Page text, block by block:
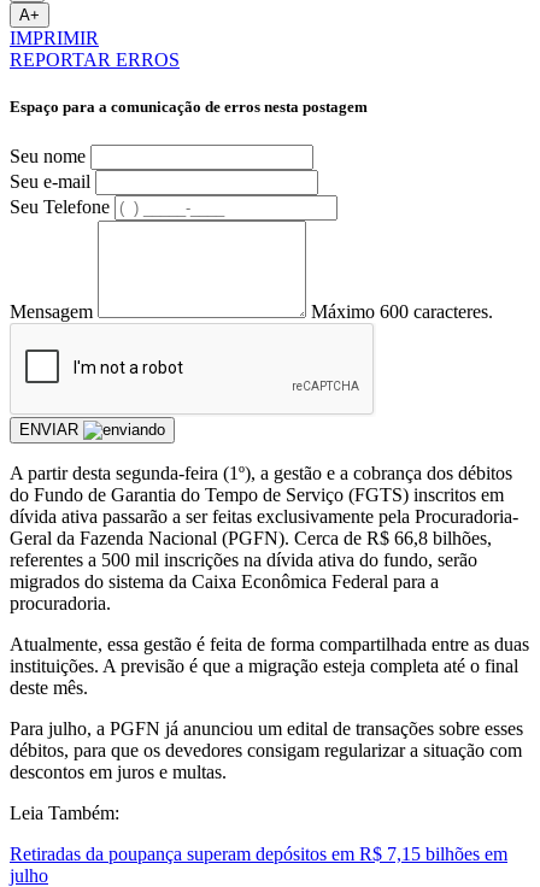
A+
IMPRIMIR
REPORTAR ERROS
Espaço para a comunicação de erros nesta postagem
Seu nome
Seu e-mail
Seu Telefone
Mensagem Máximo 600 caracteres.
ENVIAR
A partir desta segunda-feira (1º), a gestão e a cobrança dos débitos
do Fundo de Garantia do Tempo de Serviço (FGTS) inscritos em
dívida ativa passarão a ser feitas exclusivamente pela Procuradoria-
Geral da Fazenda Nacional (PGFN). Cerca de R$ 66,8 bilhões,
referentes a 500 mil inscrições na dívida ativa do fundo, serão
migrados do sistema da Caixa Econômica Federal para a
procuradoria.
Atualmente, essa gestão é feita de forma compartilhada entre as duas
instituições. A previsão é que a migração esteja completa até o final
deste mês.
Para julho, a PGFN já anunciou um edital de transações sobre esses
débitos, para que os devedores consigam regularizar a situação com
descontos em juros e multas.
Leia Também:
Retiradas da poupança superam depósitos em R$ 7,15 bilhões em
julho